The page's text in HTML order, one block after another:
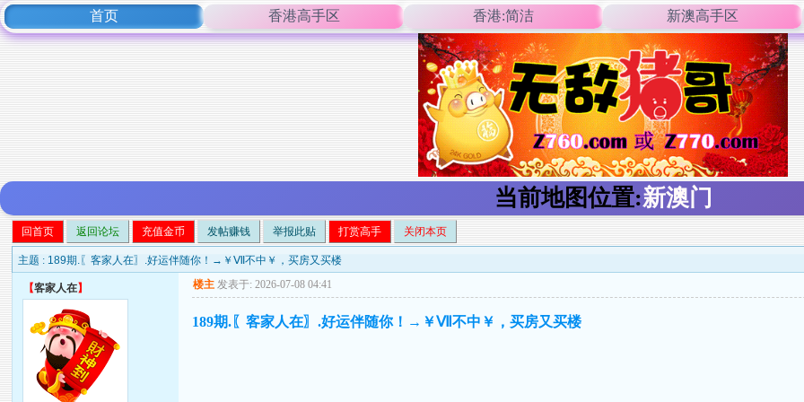
首页 香港高手区 香港:简洁 新澳高手区
当前地图位置:新澳门
回首页 返回论坛 充值金币 发帖赚钱 举报此贴 打赏高手 关闭本页
主题 : 189期.〖客家人在〗.好运伴随你！→￥Ⅶ不中￥，买房又买楼
【客家人在】 楼主 发表于: 2026-07-08 04:41
189期.〖客家人在〗.好运伴随你！→￥Ⅶ不中￥，买房又买楼